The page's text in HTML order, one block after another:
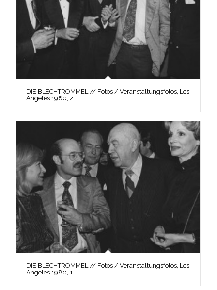
DIE BLECHTROMMEL // Fotos / Veranstaltungsfotos, Los
Angeles 1980, 2
DIE BLECHTROMMEL // Fotos / Veranstaltungsfotos, Los
Angeles 1980, 1